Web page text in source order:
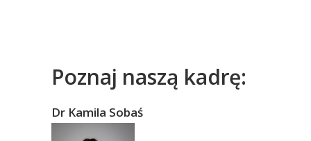
Poznaj naszą kadrę:
Dr Kamila Sobaś